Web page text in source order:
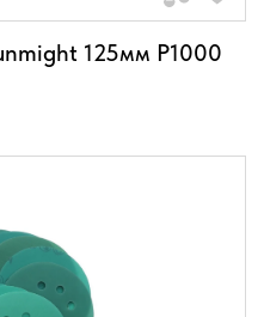
125мм P1000